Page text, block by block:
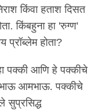
किंवा हताश दिसत
किंबहुना हा 'रुग्ण'
होता?
पक्की आणि हे पक्कीचे
आमभाऊ. पक्कीचे
सुप्रसिद्ध